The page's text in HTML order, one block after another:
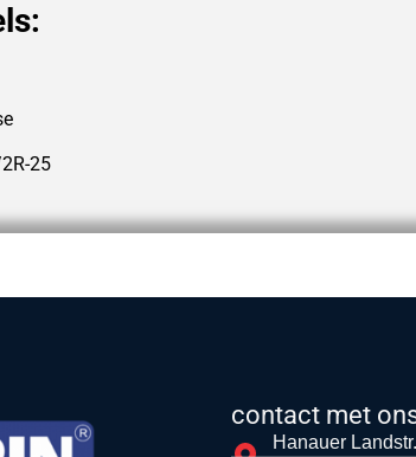
25
contact met
Hanauer